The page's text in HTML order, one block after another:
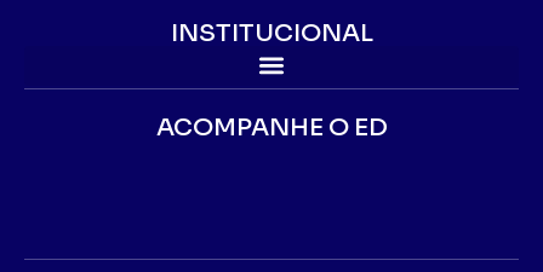
INSTITUCIONAL
ACOMPANHE O ED